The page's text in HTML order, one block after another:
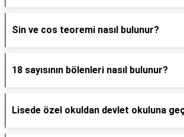
Sin ve cos teoremi nasıl bulunur?
18 sayısının bölenleri nasıl bulunur?
Lisede özel okuldan devlet okuluna